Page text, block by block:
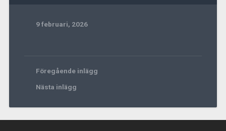
9 februari, 2026
Föregående inlägg
Nästa inlägg